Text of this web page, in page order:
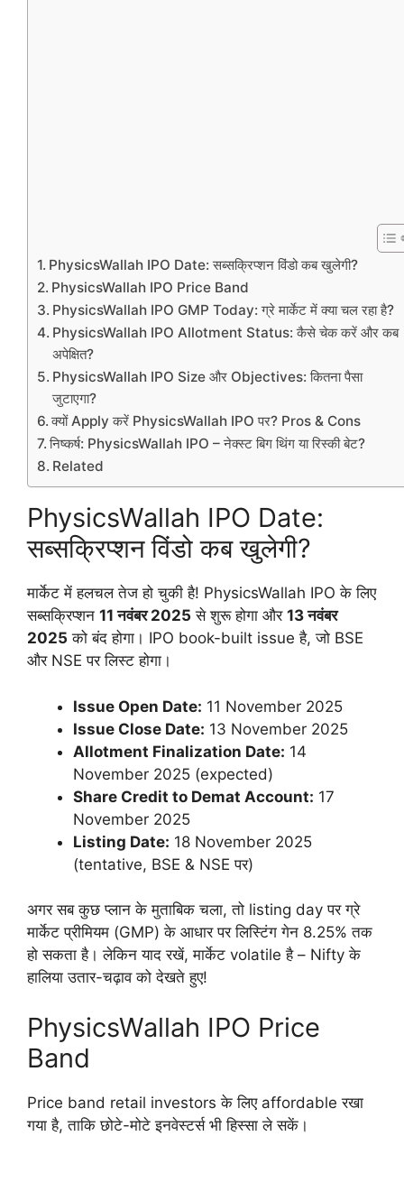
PhysicsWallah IPO Date: सब्सक्रिप्शन विंडो कब खुलेगी?
PhysicsWallah IPO Price Band
PhysicsWallah IPO GMP Today: ग्रे मार्केट में क्या चल रहा है?
PhysicsWallah IPO Allotment Status: कैसे चेक करें और कब
अपेक्षित?
PhysicsWallah IPO Size और Objectives: कितना पैसा
जुटाएगा?
क्यों Apply करें PhysicsWallah IPO पर? Pros & Cons
निष्कर्ष: PhysicsWallah IPO – नेक्स्ट बिग थिंग या रिस्की बेट?
Related
PhysicsWallah IPO Date:
सब्सक्रिप्शन विंडो कब खुलेगी?
मार्केट में हलचल तेज हो चुकी है! PhysicsWallah IPO के लिए
सब्सक्रिप्शन 11 नवंबर 2025 से शुरू होगा और 13 नवंबर
2025 को बंद होगा। IPO book-built issue है, जो BSE
और NSE पर लिस्ट होगा।
Issue Open Date: 11 November 2025
Issue Close Date: 13 November 2025
Allotment Finalization Date: 14
November 2025 (expected)
Share Credit to Demat Account: 17
November 2025
Listing Date: 18 November 2025
(tentative, BSE & NSE पर)
अगर सब कुछ प्लान के मुताबिक चला, तो listing day पर ग्रे
मार्केट प्रीमियम (GMP) के आधार पर लिस्टिंग गेन 8.25% तक
हो सकता है। लेकिन याद रखें, मार्केट volatile है – Nifty के
हालिया उतार-चढ़ाव को देखते हुए!
PhysicsWallah IPO Price
Band
Price band retail investors के लिए affordable रखा
गया है, ताकि छोटे-मोटे इनवेस्टर्स भी हिस्सा ले सकें।